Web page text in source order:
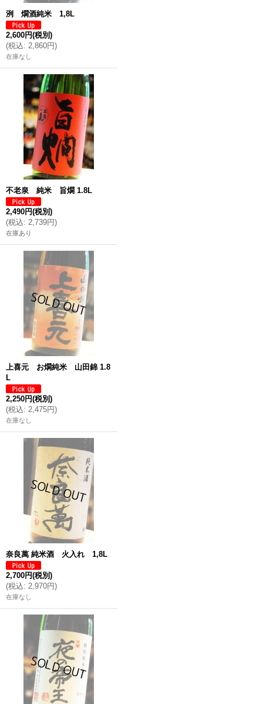
洌 燗酒純米 1,8L
2,600円(税別)
(税込: 2,860円)
在庫なし
不老泉 純米 旨燗 1.8L
2,490円(税別)
(税込: 2,739円)
在庫あり
上喜元 お燗純米 山田錦 1.8
L
2,250円(税別)
(税込: 2,475円)
在庫なし
奈良萬 純米酒 火入れ 1,8L
2,700円(税別)
(税込: 2,970円)
在庫なし